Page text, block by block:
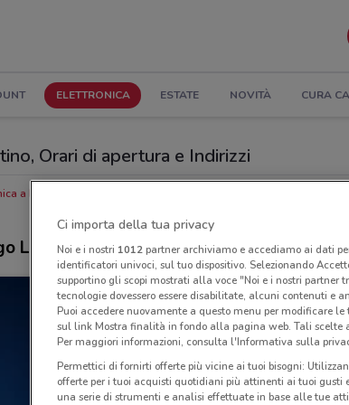
ELETTRONICA ESTATE NOVITÀ CURA
Orari di apertura e Indirizzi
a Empoli
LaFeltrinelli
Ci importa della tua privacy
Noi e i nostri 1012partner archiviamo e accediamo ai dati
identificatori univoci, sul tuo dispositivo. Selezionando
supportino gli scopi mostrati alla voce "Noi e i nostri
tecnologie dovessero essere disabilitate, alcuni contenuti e
Puoi accedere nuovamente a questo menu per modificare
sul link Mostra finalità in fondo alla pagina web. Tali scelte
Per maggiori informazioni, consulta l'Informativa sulla
Permettici di fornirti offerte più vicine ai tuoi bisogni:
offerte per i tuoi acquisti quotidiani più attinenti ai tuoi gusti
una serie di strumenti e analisi effettuate in base alle tue